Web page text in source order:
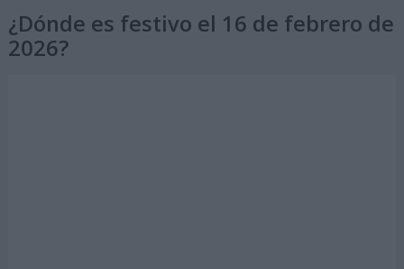
¿Dónde es festivo el 16 de febrero de
2026?